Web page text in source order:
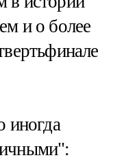
и о более
иногда